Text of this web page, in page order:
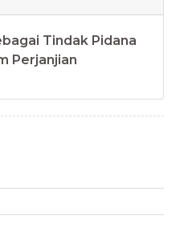
Tindak Pidana
Perjanjian